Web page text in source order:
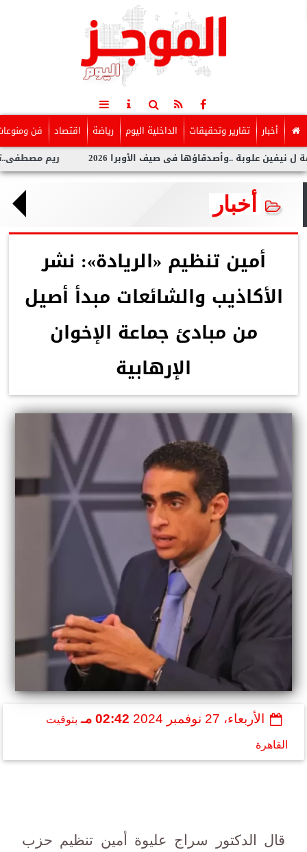
أخبار تقارير وتحقيقات الداخلية اليوم رياضة اقتصاد فن
ريم مصطفى..تخطف ..وأصدقاؤها فى صيف الأوبرا 2026
أخبار
أمين تنظيم «الريادة»: نشر
الأكاذيب والشائعات مبدأ أصيل
من مبادئ جماعة الإخوان
الإرهابية
الأربعاء، 27 نوفمبر 2024 02:42 مـ بتوقيت
القاهرة
قال الدكتور سراج عليوة أمين تنظيم حزب